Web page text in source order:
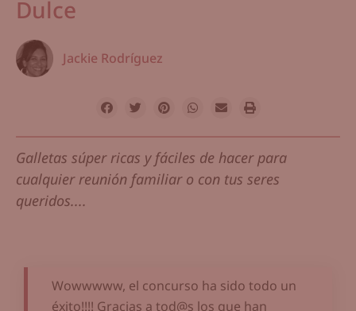
Dulce
Jackie Rodríguez
Galletas súper ricas y fáciles de hacer para
cualquier reunión familiar o con tus seres
queridos....
Wowwwww, el concurso ha sido todo un
éxito!!!! Gracias a tod@s los que han